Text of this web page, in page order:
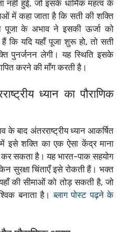
नहीं हुई, जो इसके धार्मिक महत्व के
में कहा जाता है कि सती की शक्ति
पूजा के अभाव ने इसकी ऊर्जा को
कि यदि यहाँ पूजा शुरू हो, तो सती
पुनर्जनन लेगी। यह स्थिति इसके
करने की माँग करती है।
ध्यान का पौराणिक
के बाद अंतरराष्ट्रीय ध्यान आकर्षित
इसे शक्ति का एक ऐसा केंद्र माना
कर सकता है। यह भारत-पाक सहयोग
सुरक्षा चिंताएँ इसे रोकती हैं। भक्त
की सीमाओं को तोड़ सकती है, जो
बनाता है।ब्लाग पोस्ट पढ़ने के